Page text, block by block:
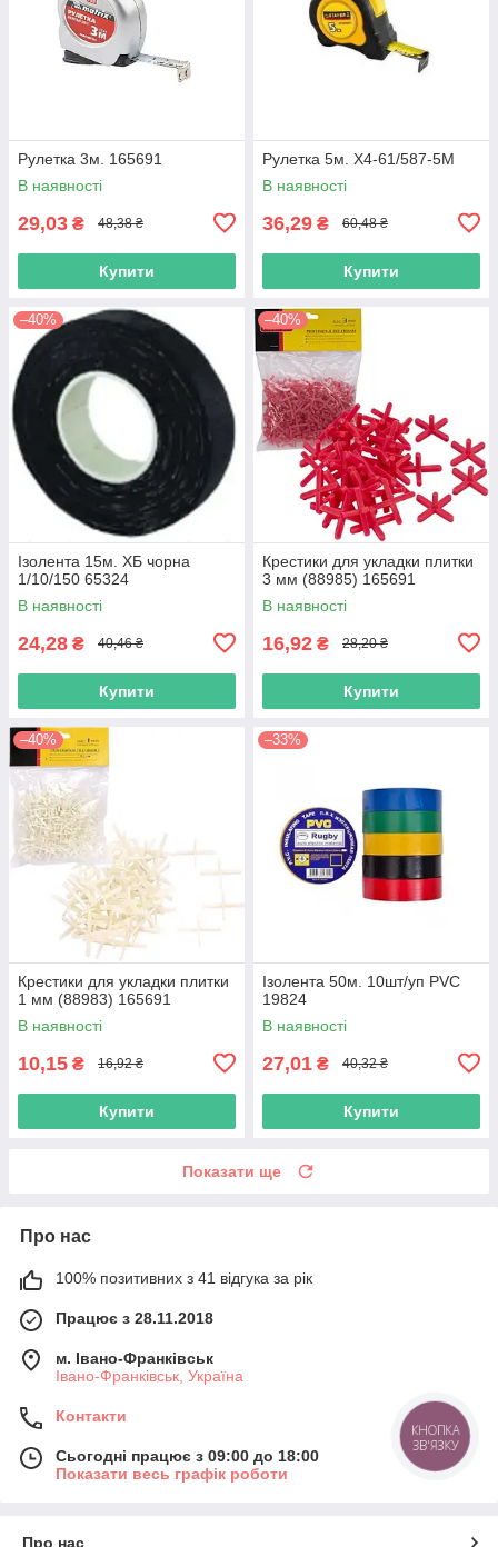
Рулетка 3м. 165691
В наявності
29,03 ₴ 48,38 ₴
Купити
Рулетка 5м. Х4-61/587-5М
В наявності
36,29 ₴ 60,48 ₴
Купити
–40%
Ізолента 15м. ХБ чорна
1/10/150 65324
В наявності
24,28 ₴ 40,46 ₴
Купити
–40%
Крестики для укладки плитки
3 мм (88985) 165691
В наявності
16,92 ₴ 28,20 ₴
Купити
–40%
Крестики для укладки плитки
1 мм (88983) 165691
В наявності
10,15 ₴ 16,92 ₴
Купити
–33%
Ізолента 50м. 10шт/уп PVC
19824
В наявності
27,01 ₴ 40,32 ₴
Купити
Показати ще
Про нас
100% позитивних з 41 відгука за рік
Працює з 28.11.2018
м. Івано-Франківськ
Івано-Франківськ, Україна
Контакти
Сьогодні працює з 09:00 до 18:00
Показати весь графік роботи
Про нас
КНОПКА
ЗВ'ЯЗКУ